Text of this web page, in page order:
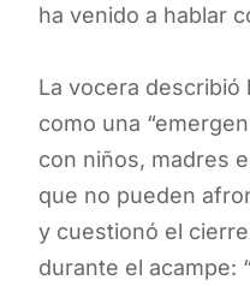
ha venido a hablar
La vocera describió
como una
con niños, madres
que no pueden
y cuestionó el
durante el acampe: